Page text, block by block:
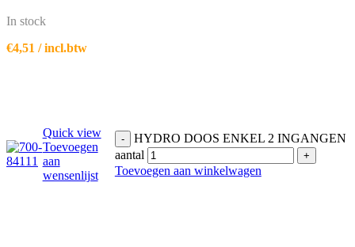
In stock
€4,51 / incl.btw
Quick view
Toevoegen
aan
wensenlijst
-
HYDRO DOOS ENKEL 2 INGANGEN
aantal
+
Toevoegen aan winkelwagen